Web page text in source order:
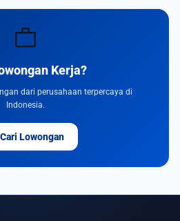
work
Kerja?
dari perusahaan terpercaya di
Indonesia.
Cari Lowongan